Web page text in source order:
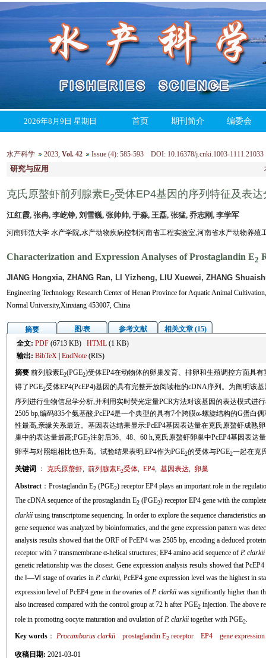
2026年8月9日 星期日 首页 期刊简介 编委会
水产科学 2023, Vol. 42 Issue (4):585-593 DOI: 10.16378/j.cnki.1003-1111.21033
研究与应用
克氏原螯虾前列腺素E2受体EP4基因的序列特征及表达
江红霞, 张冉, 李屹铮, 刘雪巍, 张帅帅, 于淼, 王磊, 张猛, 乔志刚, 李学军
河南师范大学 水产学院,水产动物疾病控制河南省工程实验室,河南省水产动物养殖
Characterization and Expression Analyses of Prostaglandin E2
JIANG Hongxia, ZHANG Ran, LI Yizheng, LIU Xuewei, ZHANG
Engineering Technology Research Center of Henan Province for Aquatic Animal
Normal University,Xinxiang 453007, China
摘要 图/表 参考文献
相关文章 (15)
全文: PDF(6713 KB) HTML(1 KB)
输出: BibTeX| EndNote(RIS)
摘要 前列腺素E2(PGE2)受体EP4在动物体的卵巢发育、排卵和生殖调控方面具
得了PGE2受体EP4(PcEP4)基因的具有完整开放阅读框的cDNA序列。为阐明该
序列进行生物信息学分析,并利用实时荧光定量PCR方法对该基因的表达模式进
2505 bp,编码835个氨基酸;PcEP4是一个典型的具有7个跨膜α-螺旋结构的G蛋白
性最高,亲缘关系最近。基因表达结果显示:PcEP4基因表达量在克氏原螯虾成熟
巢中的表达量最高;PGE2注射后36、48、60 h,克氏原螯虾卵巢中PcEP4基因表达
卵率与对照组相比也升高。试验结果表明,EP4作为PGE2的受体与PGE2一起在克
关键词 ： 克氏原螯虾, 前列腺素E2受体, EP4, 基因表达, 卵巢
Abstract：Prostaglandin E2(PGE2) receptor EP4 plays an important role in the
The cDNA sequence of the prostaglandin E2(PGE2) receptor EP4 gene with the
clarkiiusing transcriptome sequencing. In order to explore the sequence characteristics
gene sequence was analyzed by bioinformatics, and the gene expression pattern was
analysis results showed that the ORF of PcEP4 was 2505 bp, encoding a deduced
receptor with 7 transmembrane α-helical structures; EP4 amino acid sequence of P. clarkii
genetic relationship was the closest. Gene expression analysis results showed that
the Ⅰ—Ⅵ stage of ovaries in P. clarkii, PcEP4 gene expression level was the highest in
expression level of PcEP4 gene in the ovaries of P. clarkiiwas significantly higher than
also increased compared with the control group at 72 h after PGE2injection. The above
role in promoting oocyte maturation and ovulation of P. clarkiitogether with PGE2.
Key words： Procambarus clarkii prostaglandin E2receptor EP4 gene expression
收稿日期: 2021-03-01